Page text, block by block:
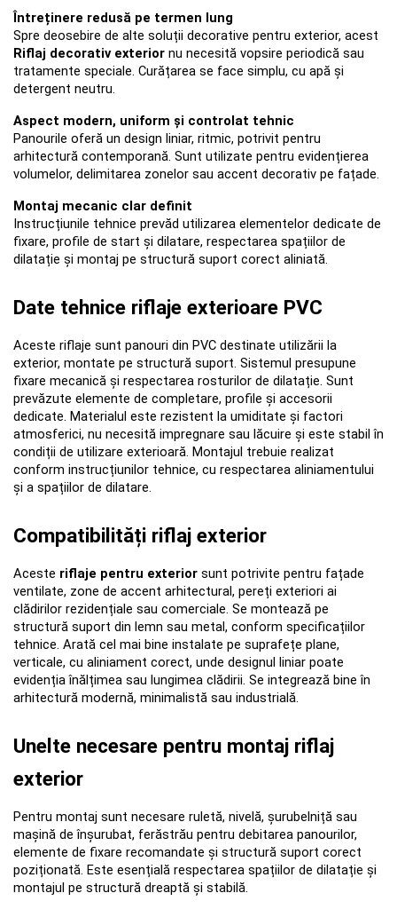
Întreținere redusă pe termen lung
Riflaj decorativ exterior nu necesită vopsire periodică sau
tratamente speciale. Curățarea se face simplu, cu apă și
detergent neutru.
Aspect modern, uniform și controlat tehnic
Panourile oferă un design liniar, ritmic, potrivit pentru
arhitectură contemporană. Sunt utilizate pentru evidențierea
volumelor, delimitarea zonelor sau accent decorativ pe fațade.
Montaj mecanic clar definit
Instrucțiunile tehnice prevăd utilizarea elementelor dedicate de
fixare, profile de start și dilatare, respectarea spațiilor de
dilatație și montaj pe structură suport corect aliniată.
Date tehnice riflaje exterioare PVC
Aceste riflaje sunt panouri din PVC destinate utilizării la
exterior, montate pe structură suport. Sistemul presupune
fixare mecanică și respectarea rosturilor de dilatație. Sunt
prevăzute elemente de completare, profile și accesorii
dedicate. Materialul este rezistent la umiditate și factori
atmosferici, nu necesită impregnare sau lăcuire și este stabil în
condiții de utilizare exterioară. Montajul trebuie realizat
conform instrucțiunilor tehnice, cu respectarea aliniamentului
și a spațiilor de dilatare.
Compatibilități riflaj exterior
Aceste riflaje pentru exterior sunt potrivite pentru fațade
ventilate, zone de accent arhitectural, pereți exteriori ai
clădirilor rezidențiale sau comerciale. Se montează pe
structură suport din lemn sau metal, conform specificațiilor
tehnice. Arată cel mai bine instalate pe suprafețe plane,
verticale, cu aliniament corect, unde designul liniar poate
evidenția înălțimea sau lungimea clădirii. Se integrează bine în
arhitectură modernă, minimalistă sau industrială.
Unelte necesare pentru montaj riflaj
exterior
Pentru montaj sunt necesare ruletă, nivelă, șurubelniță sau
mașină de înșurubat, ferăstrău pentru debitarea panourilor,
elemente de fixare recomandate și structură suport corect
poziționată. Este esențială respectarea spațiilor de dilatație și
montajul pe structură dreaptă și stabilă.